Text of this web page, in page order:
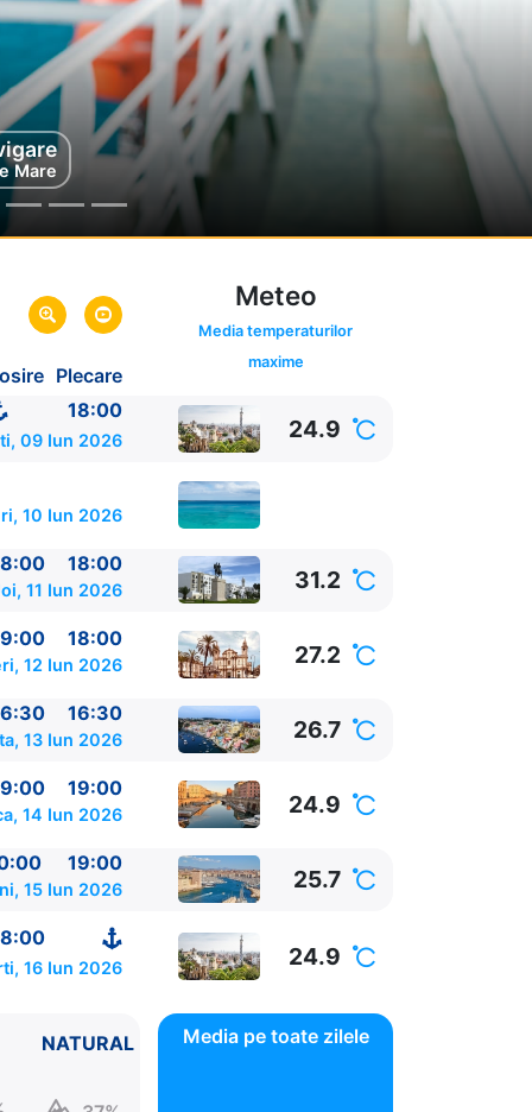
Mare
Tunis
Tunisia
Plecare
Meteo
Media temperaturilor
maxime
18:00
09 Iun 2026 24.9
10 Iun 2026
18:00
11 Iun 2026 31.2
18:00
12 Iun 2026 27.2
16:30
13 Iun 2026 26.7
19:00
14 Iun 2026 24.9
19:00
15 Iun 2026 25.7
16 Iun 2026 24.9
NATURAL Media pe toate zilele